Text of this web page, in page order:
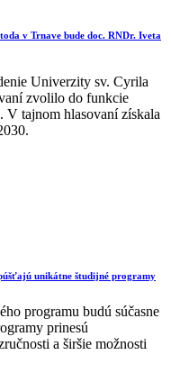
v Trnave bude doc. RNDr. Iveta
Univerzity sv. Cyrila
zvolilo do funkcie
tajnom hlasovaní získala
unikátne študijné programy
programu budú súčasne
prinesú
a širšie možnosti